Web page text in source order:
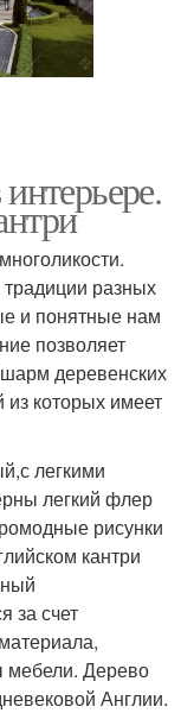
разных
и понятные нам
позволяет
деревенских
которых имеет
легкими
легкий флер
рисунки
кантри
за счет
мебели. Дерево
Англии.